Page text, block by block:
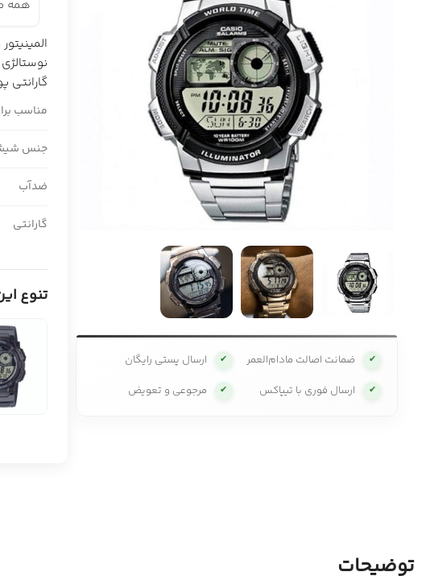
✔ ضمانت اصالت مادام‌العمر ✔ ارسال پستی رایگان
✔ ارسال فوری با تیپاکس ✔ مرجوعی و تعویض
همه
گارانتی
مناسب
جنس
ضدآب
گارانتی
تنوع
توضیحات